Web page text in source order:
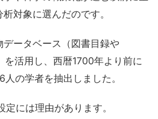
対象に選んだのです。
ータベース（図書目録や
活用し、西暦1700年より前に
の学者を抽出しました。
には理由があります。